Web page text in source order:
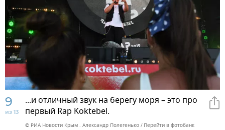
9
из 13
...и отличный звук на берегу моря – это про
первый Rap Koktebel.
© РИА Новости Крым . Александр Полегенько Перейти в фотобанк